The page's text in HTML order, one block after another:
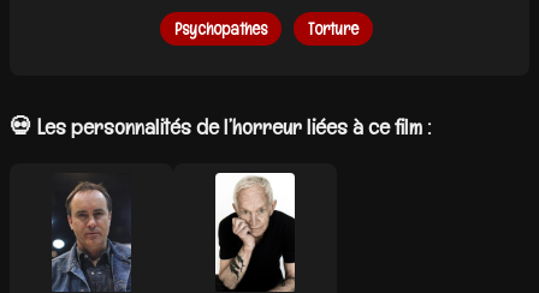
Psychopathes Torture
💀 Les personnalités de l’horreur liées à ce film :